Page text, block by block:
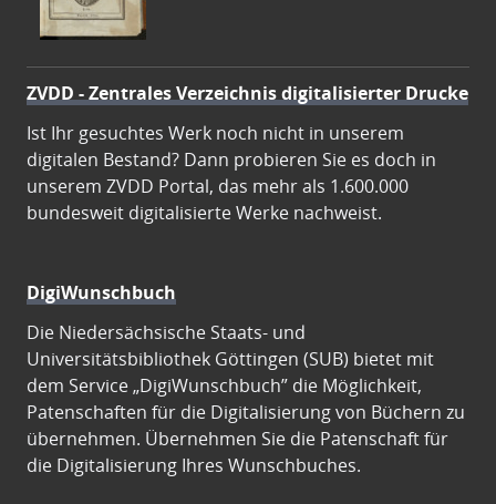
ZVDD - Zentrales Verzeichnis digitalisierter Drucke
Ist Ihr gesuchtes Werk noch nicht in unserem
digitalen Bestand? Dann probieren Sie es doch in
unserem ZVDD Portal, das mehr als 1.600.000
bundesweit digitalisierte Werke nachweist.
DigiWunschbuch
Die Niedersächsische Staats- und
Universitätsbibliothek Göttingen (SUB) bietet mit
dem Service „DigiWunschbuch” die Möglichkeit,
Patenschaften für die Digitalisierung von Büchern zu
übernehmen. Übernehmen Sie die Patenschaft für
die Digitalisierung Ihres Wunschbuches.